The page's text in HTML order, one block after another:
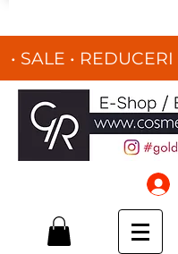
• SALE • REDUCERI
•